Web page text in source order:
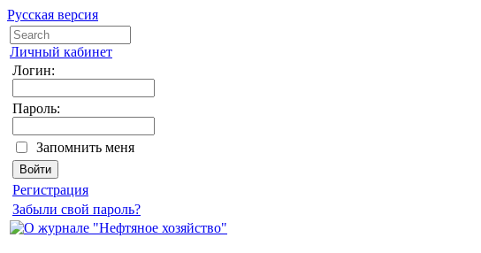
Русская версия
Личный кабинет
Логин:
Пароль:
Запомнить меня
Регистрация
Забыли свой пароль?